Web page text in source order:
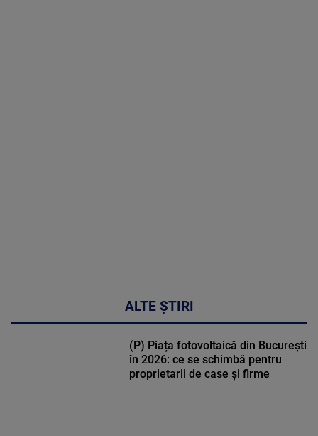
ALTE ȘTIRI
(P) Piața fotovoltaică din București
în 2026: ce se schimbă pentru
proprietarii de case și firme